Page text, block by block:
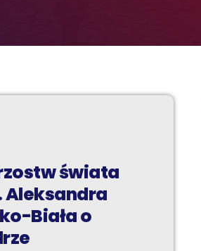
świata
Aleksandra
Biała o